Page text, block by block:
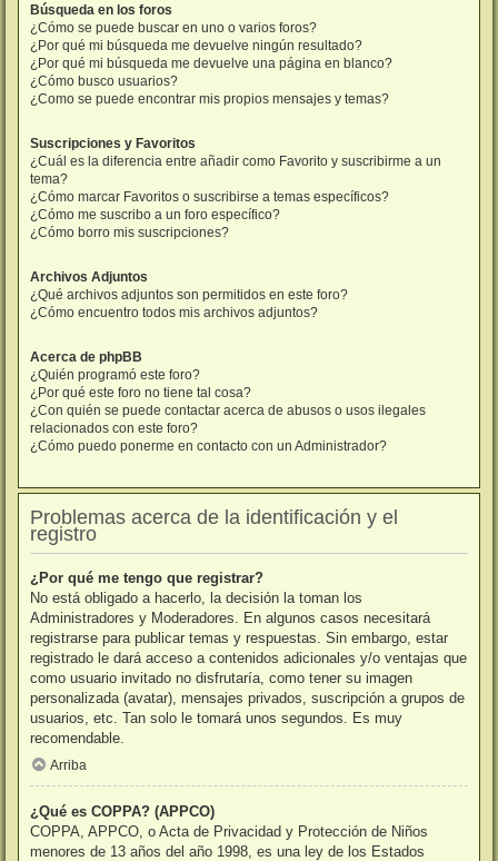
Búsqueda en los foros
¿Cómo se puede buscar en uno o varios foros?
¿Por qué mi búsqueda me devuelve ningún resultado?
¿Por qué mi búsqueda me devuelve una página en blanco?
¿Cómo busco usuarios?
¿Como se puede encontrar mis propios mensajes y temas?
Suscripciones y Favoritos
¿Cuál es la diferencia entre añadir como Favorito y suscribirme a un
tema?
¿Cómo marcar Favoritos o suscribirse a temas específicos?
¿Cómo me suscribo a un foro específico?
¿Cómo borro mis suscripciones?
Archivos Adjuntos
¿Qué archivos adjuntos son permitidos en este foro?
¿Cómo encuentro todos mis archivos adjuntos?
Acerca de phpBB
¿Quién programó este foro?
¿Por qué este foro no tiene tal cosa?
¿Con quién se puede contactar acerca de abusos o usos ilegales
relacionados con este foro?
¿Cómo puedo ponerme en contacto con un Administrador?
Problemas acerca de la identificación y el
registro
¿Por qué me tengo que registrar?
No está obligado a hacerlo, la decisión la toman los
Administradores y Moderadores. En algunos casos necesitará
registrarse para publicar temas y respuestas. Sin embargo, estar
registrado le dará acceso a contenidos adicionales y/o ventajas que
como usuario invitado no disfrutaría, como tener su imagen
personalizada (avatar), mensajes privados, suscripción a grupos de
usuarios, etc. Tan solo le tomará unos segundos. Es muy
recomendable.
Arriba
¿Qué es COPPA? (APPCO)
COPPA, APPCO, o Acta de Privacidad y Protección de Niños
menores de 13 años del año 1998, es una ley de los Estados